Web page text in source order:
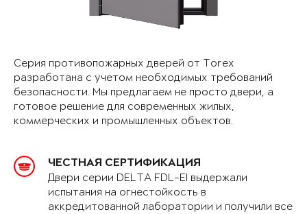
Серия противопожарных дверей от Torex
разработана с учетом необходимых требований
безопасности. Мы предлагаем не просто двери, а
готовое решение для современных жилых,
коммерческих и промышленных объектов.
ЧЕСТНАЯ СЕРТИФИКАЦИЯ
Двери серии DELTA FDL-EI выдержали
испытания на огнестойкость в
аккредитованной лаборатории и получили все